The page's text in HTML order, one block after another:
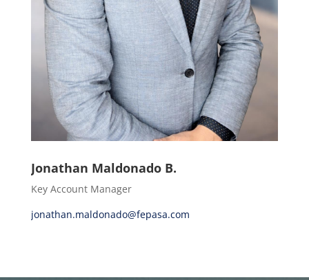
Jonathan Maldonado B.
Key Account Manager
jonathan.maldonado@fepasa.com